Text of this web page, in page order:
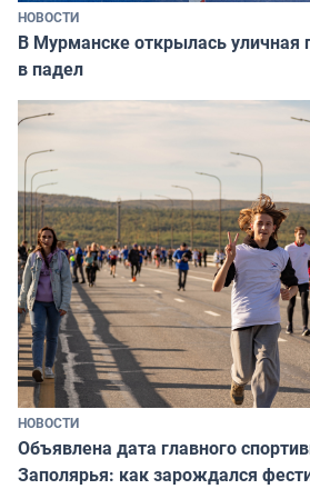
НОВОСТИ
В Мурманске открылась
в падел
НОВОСТИ
Объявлена дата главного
Заполярья: как зарождался